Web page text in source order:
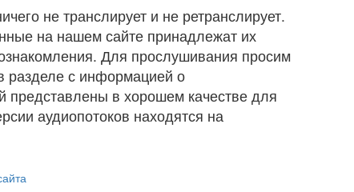
не транслирует и не ретранслирует.
на нашем сайте принадлежат их
Для прослушивания просим
разделе с информацией о
представлены в хорошем качестве для
аудиопотоков находятся на